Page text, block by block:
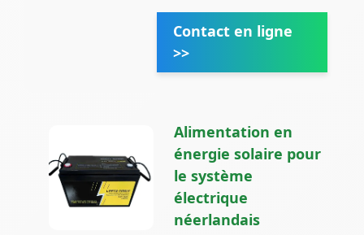
Contact en ligne
>>
Alimentation en
énergie solaire pour
le système
électrique
néerlandais